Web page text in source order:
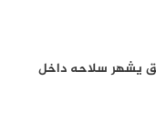
يشهر سلاحه داخل